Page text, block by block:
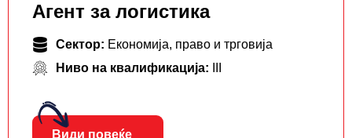
Агент за логистика
Сектор: Економија, право и трговија
Ниво на квалификација:
Види повеќе